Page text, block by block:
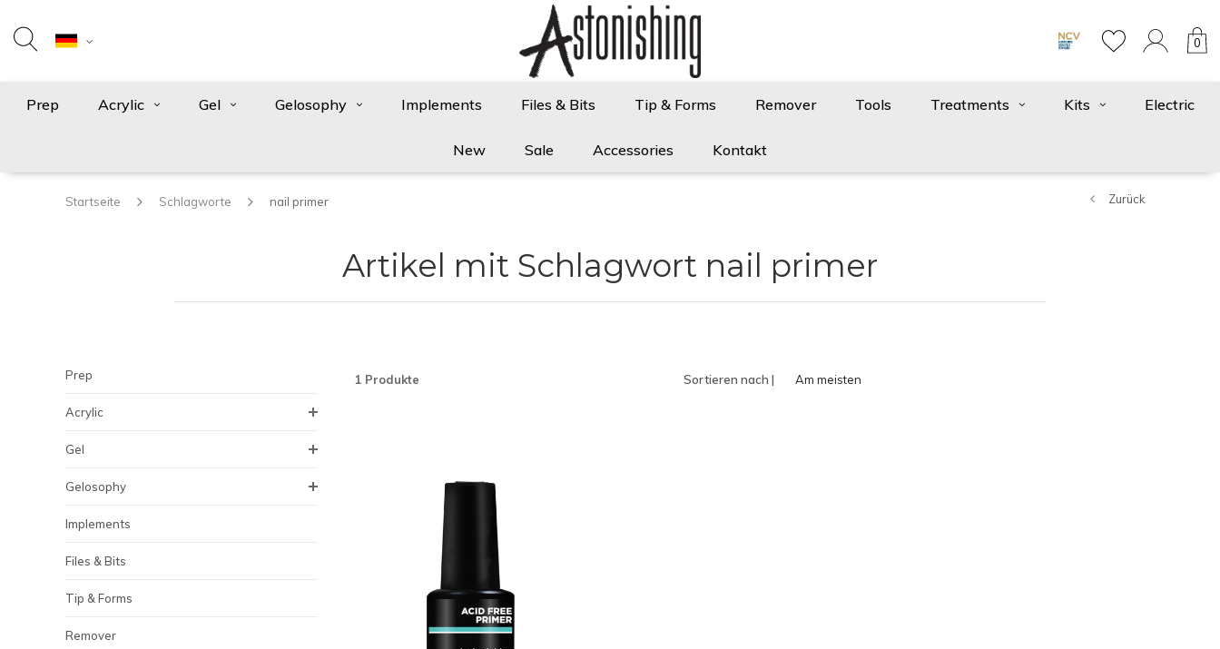
0
Prep Acrylic Gel Gelosophy Implements Files & Bits Tip & Forms Remover Tools Treatments Kits Electric
New Sale Accessories Kontakt
Startseite Schlagworte nail primer Zurück
Artikel mit Schlagwort nail primer
Prep
Acrylic
Gel
Gelosophy
Implements
Files & Bits
Tip & Forms
Remover
1 Produkte Sortieren nach |
Am meisten